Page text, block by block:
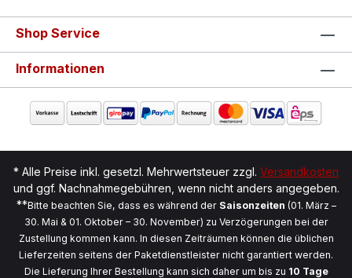
Shop Service
Informationen
* Alle Preise inkl. gesetzl. Mehrwertsteuer zzgl. Versandkosten
und ggf. Nachnahmegebühren, wenn nicht anders angegeben.
**Bitte beachten Sie, dass es während der Saisonzeiten (01. März –
30. Mai & 01. Oktober – 30. November) zu Verzögerungen bei der
Zustellung kommen kann. In diesen Zeiträumen können die üblichen
Lieferzeiten seitens der Paketdienstleister nicht garantiert werden.
Die Lieferung Ihrer Bestellung kann sich daher um bis zu 10 Tage